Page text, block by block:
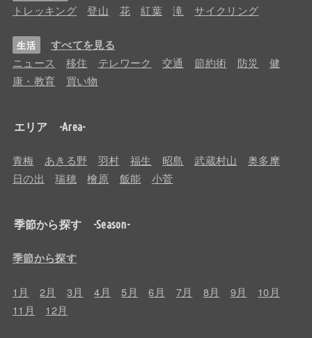
トレッキング 登山 花 紅葉 滝 サイクリング
生活 すべてを見る
ニュース 移住 テレワーク 交通 節約術 防災
健
康・教育
買い物
エリア -Area-
青梅 あきる野 羽村 福生 昭島 武蔵村山
奥多摩
日の出
瑞穂 檜原 飯能 小菅
季節から探す -Season-
季節から探す
1月 2月 3月 4月 5月 6月 7月 8月 9月
10月
11月
12月